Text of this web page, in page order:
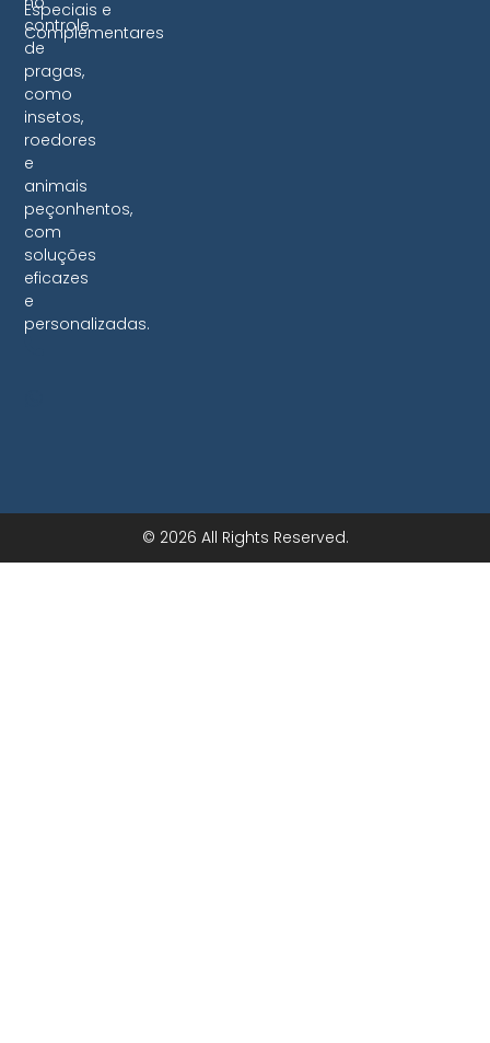
controle
de
pragas,
como
insetos,
roedores
e
animais
peçonhentos,
com
soluções
eficazes
e
personalizadas.
Especiais e
Complementares
© 2026 All Rights Reserved.